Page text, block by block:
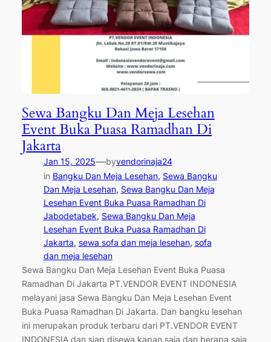
Sewa Bangku Dan Meja Lesehan
Event Buka Puasa Ramadhan Di
Jakarta
Jan 15, 2025—byvendorinaja24
in Bangku Dan Meja Lesehan, Sewa Bangku
Dan Meja Lesehan, Sewa Bangku Dan Meja
Lesehan Event Buka Puasa Ramadhan Di
Jabodetabek, Sewa Bangku Dan Meja
Lesehan Event Buka Puasa Ramadhan Di
Jakarta, sewa sofa dan meja lesehan, sofa
dan meja lesehan
Sewa Bangku Dan Meja Lesehan Event Buka Puasa
Ramadhan Di Jakarta PT.VENDOR EVENT INDONESIA
melayani jasa Sewa Bangku Dan Meja Lesehan Event
Buka Puasa Ramadhan Di Jakarta. Dan bangku lesehan
ini merupakan produk terbaru dari PT.VENDOR EVENT
INDONESIA dan siap disewa kapan saja dan berapa saja